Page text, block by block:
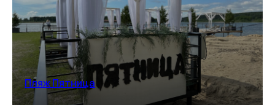
Пляж Пятница